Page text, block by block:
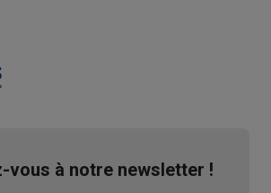
vous à notre newsletter !